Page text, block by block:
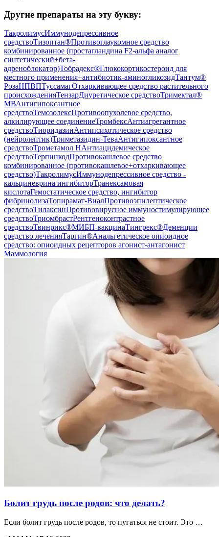
Другие препараты на эту букву:
ТакролимусИммунодепрессивное
средствоТизоптан®Противоглаукомное средство
комбинированное (простагландина F2-альфа аналог
синтетический+бета-
адреноблокатор)Тобрадекс®Глюкокортикостероид для
местного применения+антибиотик-аминогликозидТантум®
РозаНПВПТуссамагОтхаркивающее средство растительного
происхожденияТензарДиуретическое средствоТримектал®
МВАнтигипоксантное
средствоТемозолексПротивоопухолевое средство,
алкилирующее соединениеТромбексАнтиагрегантное
средствоТиоридазинАнтипсихотическое средство
(нейролептик)Триметазидин-ТеваАнтигипоксантное
средствоТрометамол НАнтиацидемическое
средствоТерпинкодПротивокашлевое средство
комбинированное (противокашлевое+отхаркивающее
средство)ТакролимусИммунодепрессивное средство -
кальциневрина ингибиторТранексамовая
кислотаГемостатическое средство, ингибитор
фибринолизаТопирамат-ВиалПротивоэпилептическое
средствоТилаксинПротивовирусное иммуностимулирующее
средствоТриомбрастРентгеноконтрастное
средствоТвинрикс®МИБП-вакцинаТингрекс®Деменции
средство леченияТаргин®Анальгетическое опиоидное
средство: опиоидных рецепторов агонист-антагонист
Маммология
Болит грудь после родов: что делать?
Если болит грудь после родов, то пугаться не стоит. Это …